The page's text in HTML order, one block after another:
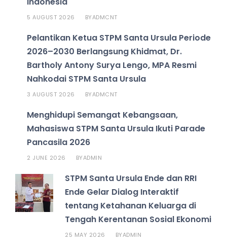
5 AUGUST 2026 BYADMCNT
Pelantikan Ketua STPM Santa Ursula Periode
2026–2030 Berlangsung Khidmat, Dr.
Bartholy Antony Surya Lengo, MPA Resmi
Nahkodai STPM Santa Ursula
3 AUGUST 2026 BYADMCNT
Menghidupi Semangat Kebangsaan,
Mahasiswa STPM Santa Ursula Ikuti Parade
Pancasila 2026
2 JUNE 2026 BYADMIN
STPM Santa Ursula Ende dan RRI
Ende Gelar Dialog Interaktif
tentang Ketahanan Keluarga di
Tengah Kerentanan Sosial Ekonomi
25 MAY 2026 BYADMIN